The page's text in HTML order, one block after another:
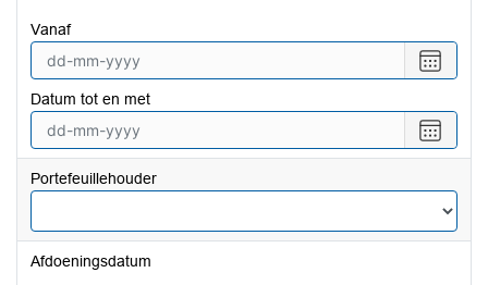
vanaf
een
vanaf
Datum tot en met
een
tot
en
met
Portefeuillehouder
Afdoeningsdatum